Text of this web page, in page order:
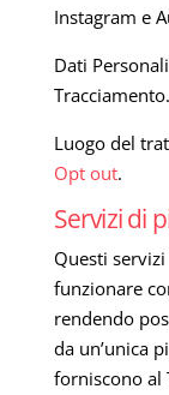
Instagram e
Dati
Tracciamento.
Luogo del
Opt out.
Servizi di
Questi
funzionare
rendendo
da un’unica
forniscono al